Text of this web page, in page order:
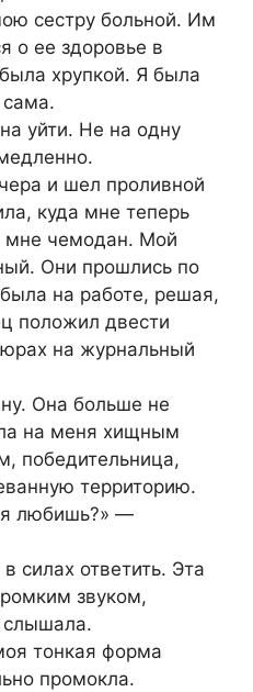
сестру больной. Им
о ее здоровье в
хрупкой. Я была
уйти. Не на одну
и шел проливной
куда мне теперь
мне чемодан. Мой
Они прошлись по
на работе, решая,
положил двести
на журнальный
Она больше не
на меня хищным
победительница,
территорию.
любишь?» —
силах ответить. Эта
звуком,
слышала.
тонкая форма
промокла.